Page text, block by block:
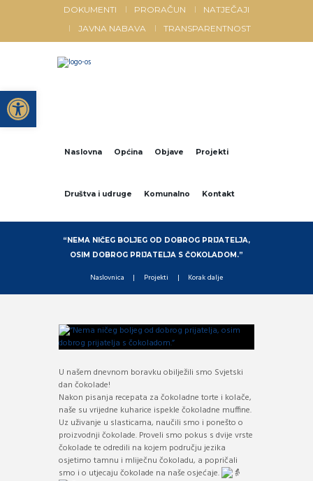
DOKUMENTI PRORAČUN
NATJEČAJI
JAVNA NABAVA
TRANSPARENTNOST
Naslovna Općina Objave Projekti
Društva i udruge Komunalno Kontakt
“NEMA NIČEG BOLJEG OD DOBROG PRIJATELJA,
OSIM DOBROG PRIJATELJA S ČOKOLADOM.”
Naslovnica Projekti Korak dalje
U našem dnevnom boravku obilježili smo Svjetski
dan čokolade!
Nakon pisanja recepata za čokoladne torte i kolače,
naše su vrijedne kuharice ispekle čokoladne muffine.
Uz uživanje u slasticama, naučili smo i ponešto o
proizvodnji čokolade. Proveli smo pokus s dvije vrste
čokolade te odredili na kojem području jezika
osjetimo tamnu i mliječnu čokoladu, a popričali
smo i o utjecaju čokolade na naše osjećaje.
Open toolbar